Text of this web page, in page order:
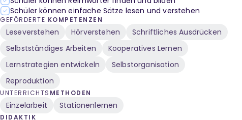
Schüler können einfache Sätze lesen und verstehen
GEFÖRDERTE KOMPETENZEN
Leseverstehen Hörverstehen
Schriftliches Ausdrücken
Selbstständiges Arbeiten
Kooperatives Lernen
Lernstrategien entwickeln
Selbstorganisation
Reproduktion
UNTERRICHTS METHODEN
Einzelarbeit Stationenlernen
DIDAKTIK